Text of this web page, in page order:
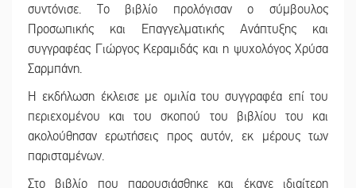
συντόνισε. Το βιβλίο προλόγισαν ο σύμβουλος
Προσωπικής και Επαγγελματικής Ανάπτυξης και
συγγραφέας Γιώργος Κεραμιδάς και η ψυχολόγος Χρύσα
Σαρμπάνη.
Η εκδήλωση έκλεισε με ομιλία του συγγραφέα επί του
περιεχομένου και του σκοπού του βιβλίου του και
ακολούθησαν ερωτήσεις προς αυτόν, εκ μέρους των
παρισταμένων.
Στο βιβλίο που παρουσιάσθηκε και έκανε ιδιαίτερη